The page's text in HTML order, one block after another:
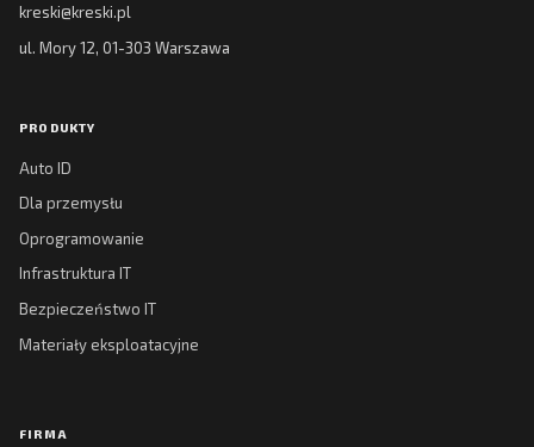
kreski@kreski.pl
ul. Mory 12, 01-303 Warszawa
PRODUKTY
Auto ID
Dla przemysłu
Oprogramowanie
Infrastruktura IT
Bezpieczeństwo IT
Materiały eksploatacyjne
FIRMA